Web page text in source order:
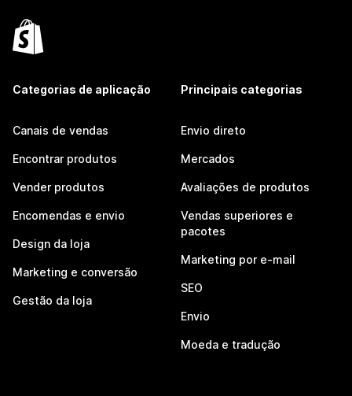
Categorias de aplicação
Canais de vendas
Encontrar produtos
Vender produtos
Encomendas e envio
Design da loja
Marketing e conversão
Gestão da loja
Principais categorias
Envio direto
Mercados
Avaliações de produtos
Vendas superiores e
pacotes
Marketing por e-mail
SEO
Envio
Moeda e tradução